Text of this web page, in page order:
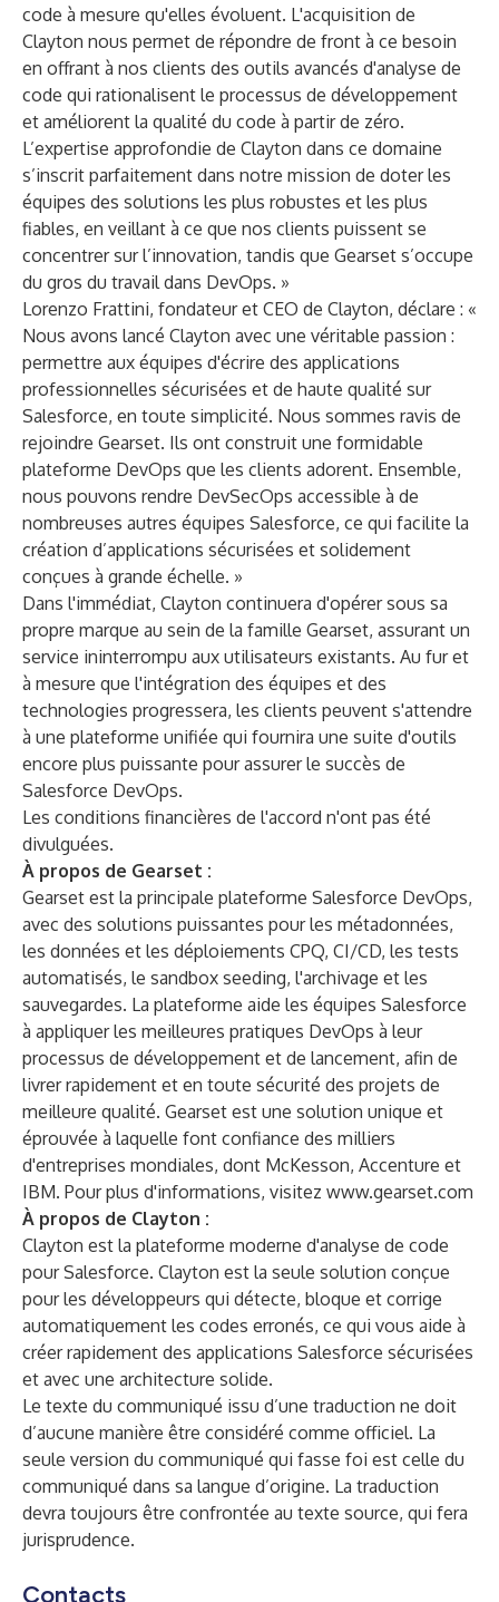
code à mesure qu'elles évoluent. L'acquisition de
Clayton nous permet de répondre de front à ce besoin
en offrant à nos clients des outils avancés d'analyse de
code qui rationalisent le processus de développement
et améliorent la qualité du code à partir de zéro.
L’expertise approfondie de Clayton dans ce domaine
s’inscrit parfaitement dans notre mission de doter les
équipes des solutions les plus robustes et les plus
fiables, en veillant à ce que nos clients puissent se
concentrer sur l’innovation, tandis que Gearset s’occupe
du gros du travail dans DevOps. »
Lorenzo Frattini, fondateur et CEO de Clayton, déclare : «
Nous avons lancé Clayton avec une véritable passion :
permettre aux équipes d'écrire des applications
professionnelles sécurisées et de haute qualité sur
Salesforce, en toute simplicité. Nous sommes ravis de
rejoindre Gearset. Ils ont construit une formidable
plateforme DevOps que les clients adorent. Ensemble,
nous pouvons rendre DevSecOps accessible à de
nombreuses autres équipes Salesforce, ce qui facilite la
création d’applications sécurisées et solidement
conçues à grande échelle. »
Dans l'immédiat, Clayton continuera d'opérer sous sa
propre marque au sein de la famille Gearset, assurant un
service ininterrompu aux utilisateurs existants. Au fur et
à mesure que l'intégration des équipes et des
technologies progressera, les clients peuvent s'attendre
à une plateforme unifiée qui fournira une suite d'outils
encore plus puissante pour assurer le succès de
Salesforce DevOps.
Les conditions financières de l'accord n'ont pas été
divulguées.
À propos de Gearset :
Gearset est la principale plateforme Salesforce DevOps,
avec des solutions puissantes pour les métadonnées,
les données et les déploiements CPQ, CI/CD, les tests
automatisés, le sandbox seeding, l'archivage et les
sauvegardes. La plateforme aide les équipes Salesforce
à appliquer les meilleures pratiques DevOps à leur
processus de développement et de lancement, afin de
livrer rapidement et en toute sécurité des projets de
meilleure qualité. Gearset est une solution unique et
éprouvée à laquelle font confiance des milliers
d'entreprises mondiales, dont McKesson, Accenture et
IBM. Pour plus d'informations, visitez www.gearset.com
À propos de Clayton :
Clayton est la plateforme moderne d'analyse de code
pour Salesforce. Clayton est la seule solution conçue
pour les développeurs qui détecte, bloque et corrige
automatiquement les codes erronés, ce qui vous aide à
créer rapidement des applications Salesforce sécurisées
et avec une architecture solide.
Le texte du communiqué issu d’une traduction ne doit
d’aucune manière être considéré comme officiel. La
seule version du communiqué qui fasse foi est celle du
communiqué dans sa langue d’origine. La traduction
devra toujours être confrontée au texte source, qui fera
jurisprudence.
Contacts